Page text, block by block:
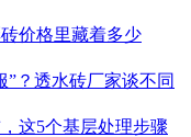
价格里藏着多少
”？透水砖厂家谈不同
这5个基层处理步骤